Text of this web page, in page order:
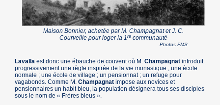
Maison Bonnier, achetée par M. Champagnat et J. C.
Courveille pour loger la 1re communauté
Photos FMS
Lavallaest donc une ébauche de couvent où M.Champagnatintroduit
progressivement une règle inspirée de la vie monastique ; une école
normale ; une école de village ; un pensionnat ; un refuge pour
vagabonds. Comme M.Champagnatimpose aux novices et
pensionnaires un habit bleu, la population désignera tous ses disciples
sous le nom de « Frères bleus ».